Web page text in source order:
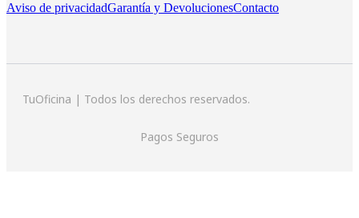
Aviso de privacidadGarantía y DevolucionesContacto
TuOficina | Todos los derechos reservados.
Pagos Seguros